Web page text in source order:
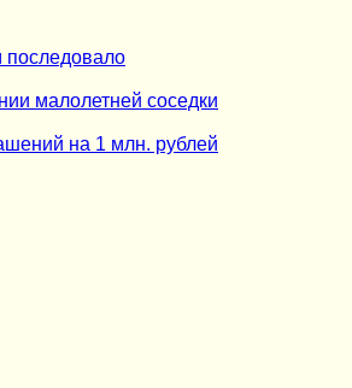
последовало
малолетней соседки
на 1 млн. рублей